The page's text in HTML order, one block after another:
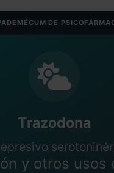
DE
Trazodona
y otros usos